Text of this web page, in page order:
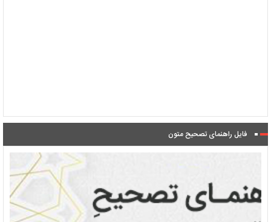
فایل راهنمای تصحیح متون